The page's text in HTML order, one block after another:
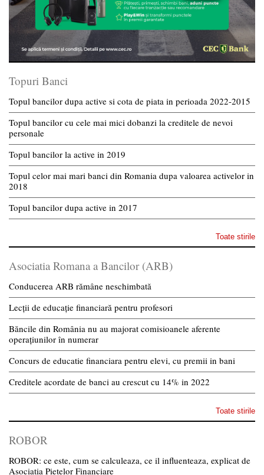
Topuri Banci
Topul bancilor dupa active si cota de piata in perioada 2022-2015
Topul bancilor cu cele mai mici dobanzi la creditele de nevoi
personale
Topul bancilor la active in 2019
Topul celor mai mari banci din Romania dupa valoarea activelor in
2018
Topul bancilor dupa active in 2017
Toate stirile
Asociatia Romana a Bancilor (ARB)
Conducerea ARB rămâne neschimbată
Lecții de educație financiară pentru profesori
Băncile din România nu au majorat comisioanele aferente
operațiunilor în numerar
Concurs de educatie financiara pentru elevi, cu premii in bani
Creditele acordate de banci au crescut cu 14% in 2022
Toate stirile
ROBOR
ROBOR: ce este, cum se calculeaza, ce il influenteaza, explicat de
Asociatia Pietelor Financiare